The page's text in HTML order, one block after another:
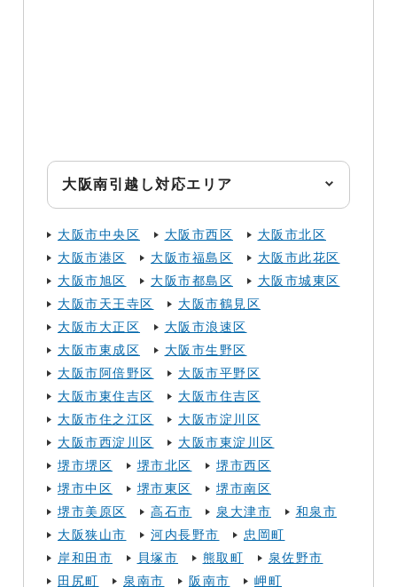
大阪南引越し対応エリア
大阪市中央区 大阪市西区
大阪市北区
大阪市港区
大阪市福島区
大阪市此花区
大阪市旭区
大阪市都島区
大阪市城東区
大阪市天王寺区
大阪市鶴見区
大阪市大正区
大阪市浪速区
大阪市東成区
大阪市生野区
大阪市阿倍野区
大阪市平野区
大阪市東住吉区
大阪市住吉区
大阪市住之江区
大阪市淀川区
大阪市西淀川区
大阪市東淀川区
堺市堺区
堺市北区
堺市西区
堺市中区
堺市東区
堺市南区
堺市美原区
高石市 泉大津市
和泉市
大阪狭山市
河内長野市
忠岡町
岸和田市
貝塚市 熊取町
泉佐野市
田尻町
泉南市 阪南市 岬町